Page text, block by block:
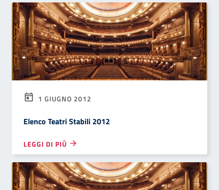
1 GIUGNO 2012
Elenco Teatri Stabili 2012
LEGGI DI PIÙ